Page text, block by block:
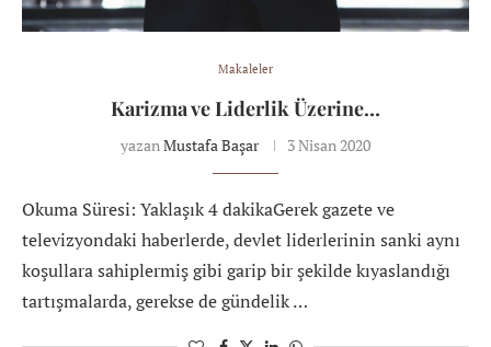
Makaleler
Karizma ve Liderlik Üzerine…
yazanMustafa Başar 3 Nisan 2020
Okuma Süresi: Yaklaşık 4 dakikaGerek gazete ve
televizyondaki haberlerde, devlet liderlerinin sanki aynı
koşullara sahiplermiş gibi garip bir şekilde kıyaslandığı
tartışmalarda, gerekse de gündelik …